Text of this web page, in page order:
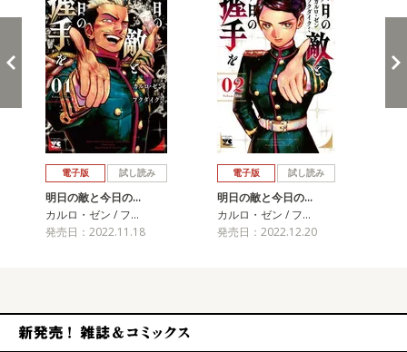
電子版 試し読み
明日の敵と今日の…
カルロ・ゼン / フ…
発売日：2022.11.18
電子版 試し読み
明日の敵と今日の…
カルロ・ゼン / フ…
発売日：2022.12.20